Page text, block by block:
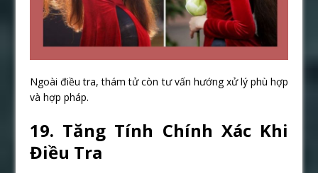
Ngoài điều tra, thám tử còn tư vấn hướng xử lý phù hợp
và hợp pháp.
19. Tăng Tính Chính Xác Khi
Điều Tra